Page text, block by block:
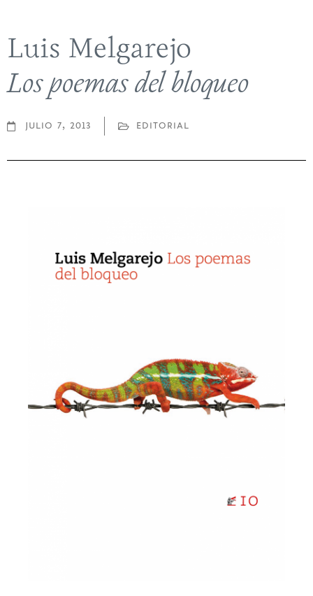
Luis Melgarejo
Los poemas del bloqueo
julio 7, 2013 editorial